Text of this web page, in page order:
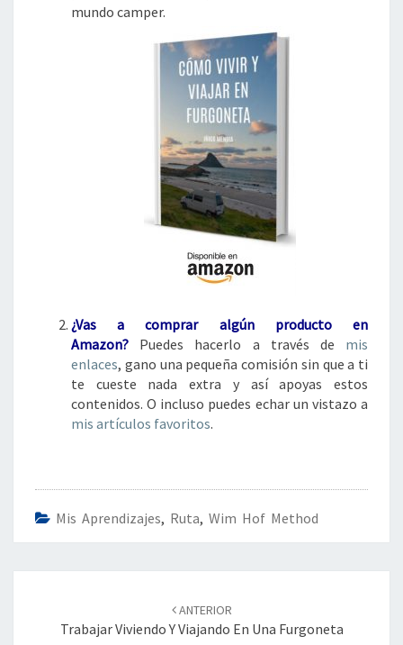
mundo camper.
¿Vas a comprar algúnproducto en
Amazon? Puedes hacerlo a través de mis
enlaces, gano una pequeña comisión sin que a ti
te cueste nada extra y así apoyas estos
contenidos. O incluso puedes echar un vistazo a
mis artículos favoritos.
Mis Aprendizajes, Ruta, Wim Hof Method
entradas
ANTERIOR
Trabajar Viviendo Y Viajando En Una Furgoneta